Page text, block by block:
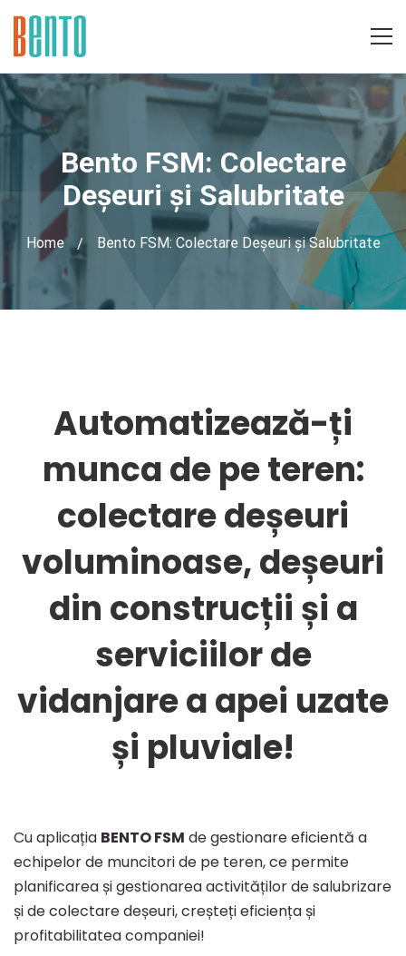
Bento FSM: Colectare
Deșeuri și Salubritate
Home Bento FSM: Colectare Deșeuri și Salubritate
Bento
FSM:
Colectare
Deșeuri
și
Salubritate
Automatizează-ți
munca de pe teren:
colectare deșeuri
voluminoase, deșeuri
din construcții și a
serviciilor de
vidanjare a apei uzate
și pluviale!
Cu aplicația BENTO FSM de gestionare eficientă a
echipelor de muncitori de pe teren, ce permite
planificarea și gestionarea activităților de salubrizare
și de colectare deșeuri, creșteți eficiența și
profitabilitatea companiei!